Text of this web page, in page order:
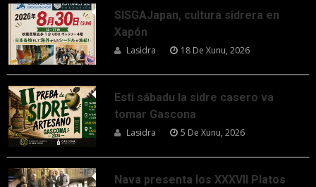
SISGAJapan, cultura sidrera en
Xapón
Lasidra 18 De Xunu, 2026
Esti sábadu la sidre casero va
tomar Gascona
Lasidra 5 De Xunu, 2026
Nava presenta los XXXVII Platos